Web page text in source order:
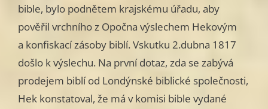
bible, bylo podnětem krajskému úřadu, aby
pověřil vrchního z Opočna výslechem Hekovým
a konfiskací zásoby biblí. Vskutku 2.dubna 1817
došlo k výslechu. Na první dotaz, zda se zabývá
prodejem biblí od Londýnské biblické společnosti,
Hek konstatoval, že má v komisi bible vydané